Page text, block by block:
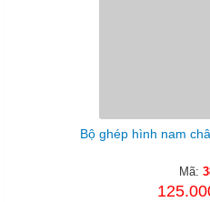
Bộ ghép hình nam
Mã: